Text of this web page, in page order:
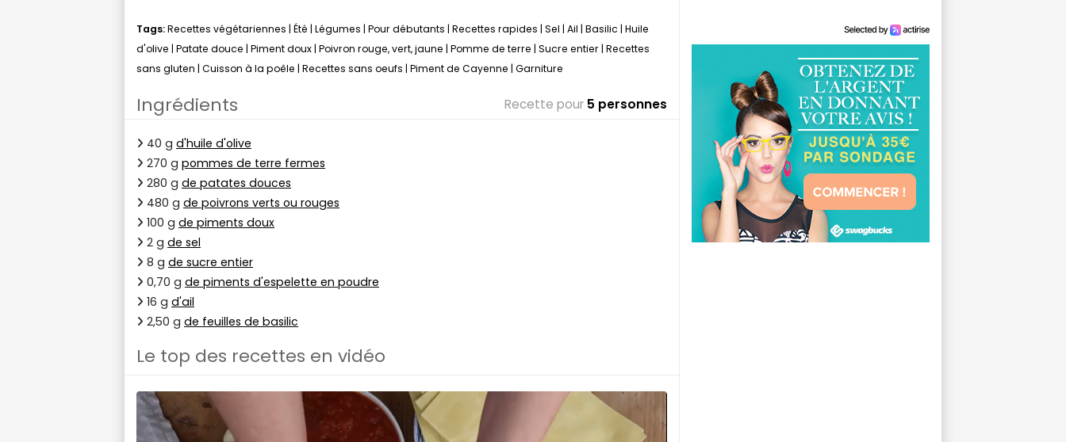
Tags:Recettes végétariennes | Été | Légumes | Pour débutants | Recettes rapides | Sel | Ail | Basilic | Huile
d'olive | Patate douce | Piment doux | Poivron rouge, vert, jaune | Pomme de terre | Sucre entier | Recettes
sans gluten | Cuisson à la poêle | Recettes sans oeufs | Piment de Cayenne | Garniture
Ingrédients Recette pour 5 personnes
40 g d'huile d'olive
270 g pommes de terre fermes
280 g de patates douces
480 g de poivrons verts ou rouges
100 g de piments doux
2 g de sel
8 g de sucre entier
0,70 g de piments d'espelette en poudre
16 g d'ail
2,50 g de feuilles de basilic
Le top des recettes en vidéo